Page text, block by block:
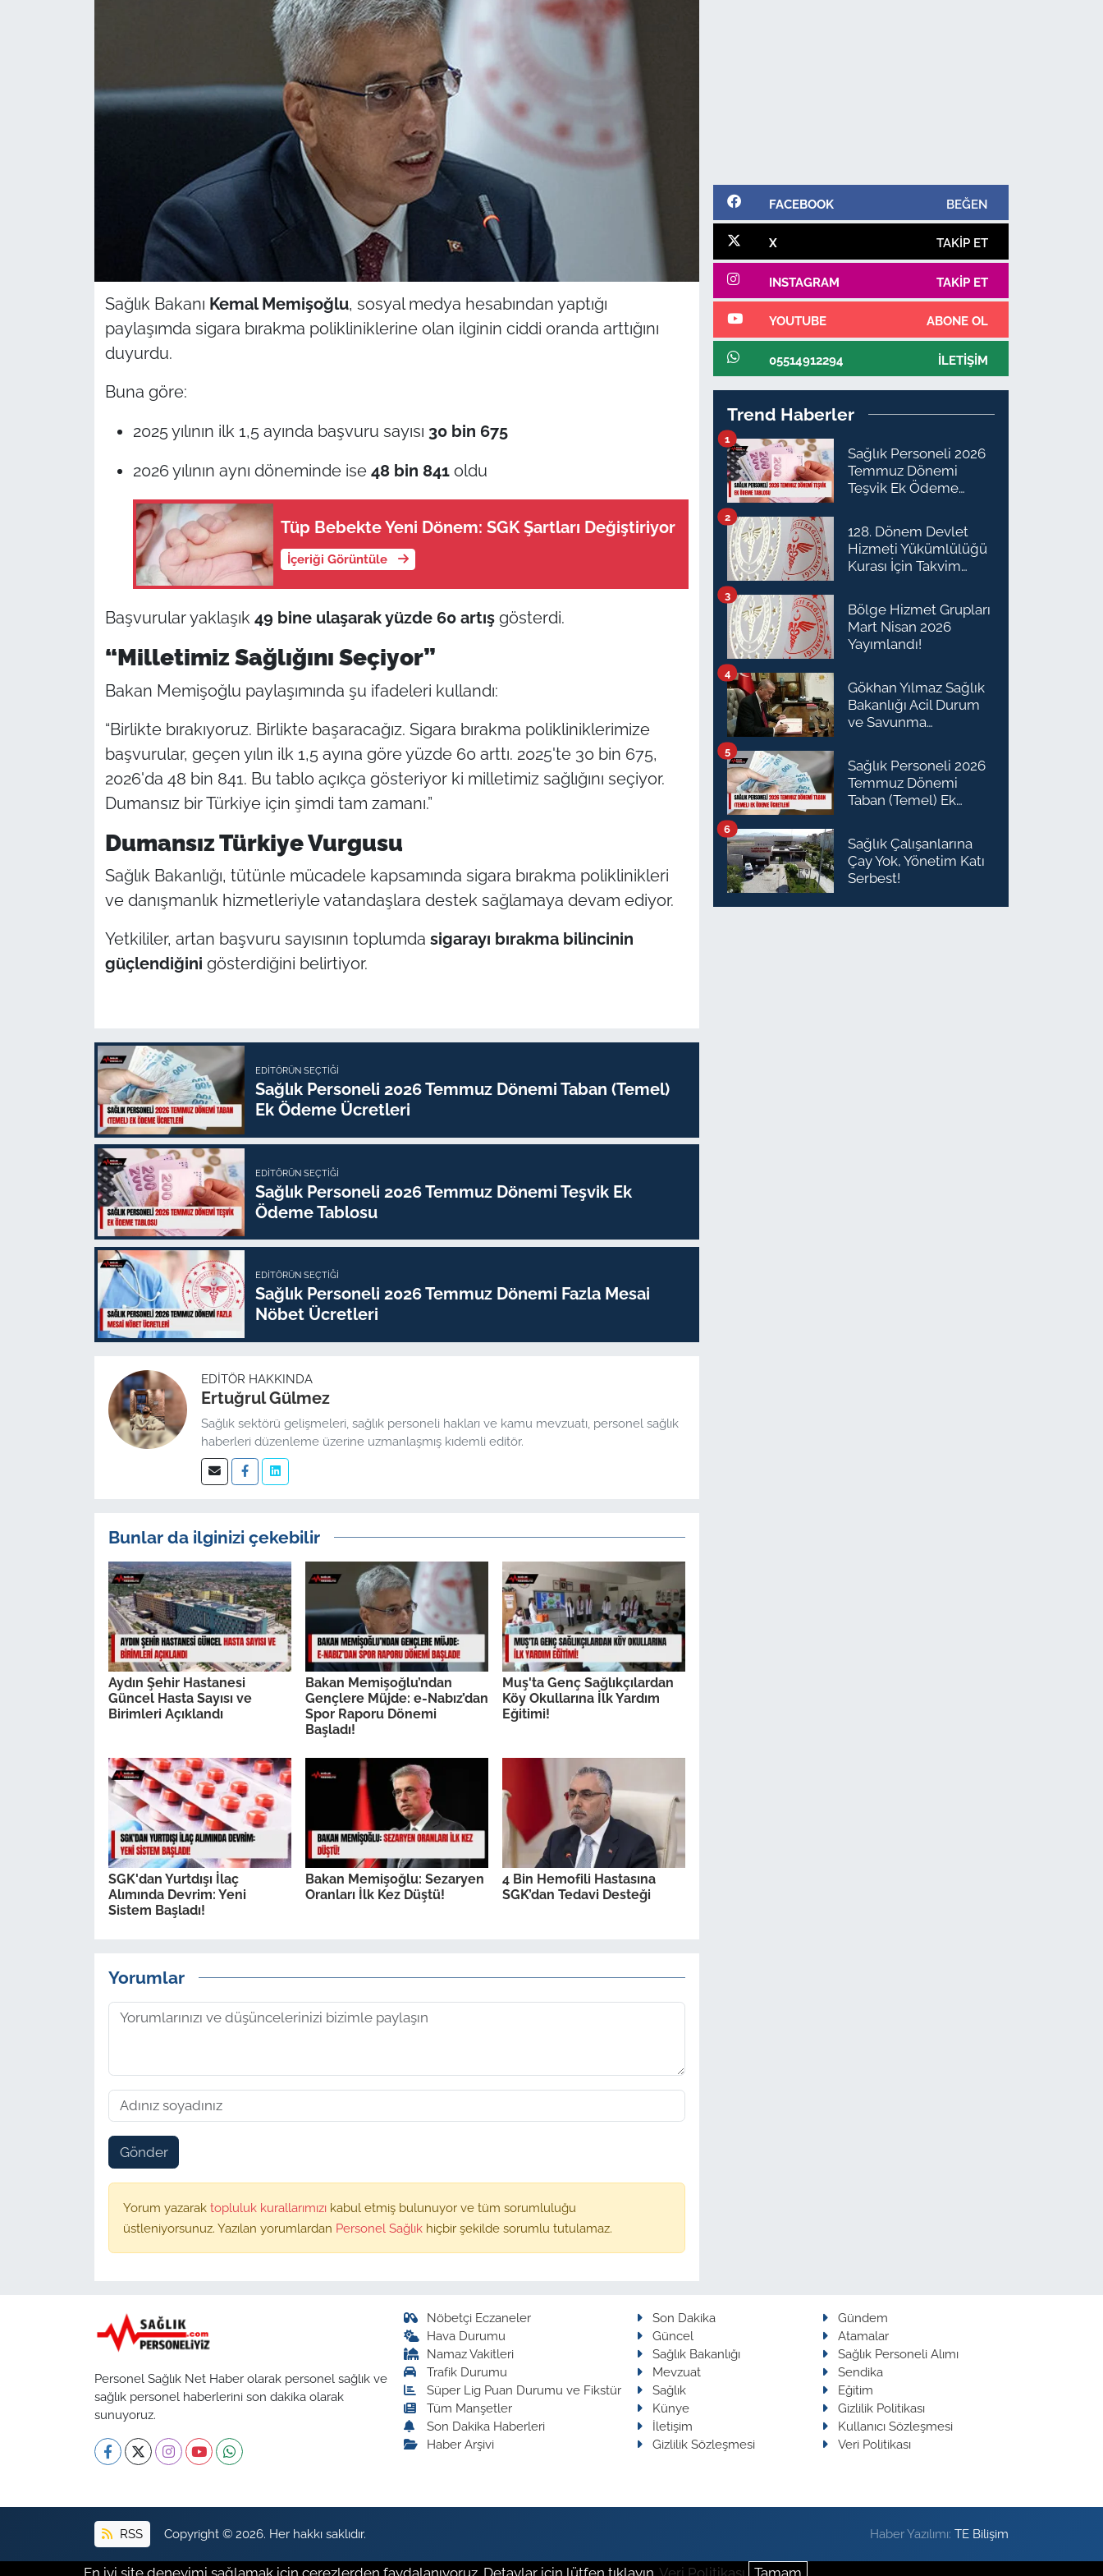
Sağlık Bakanı Kemal Memişoğlu, sosyal medya hesabından yaptığı
paylaşımda sigara bırakma polikliniklerine olan ilginin ciddi oranda arttığını
duyurdu.
Buna göre:
2025 yılının ilk 1,5 ayında başvuru sayısı 30 bin 675
2026 yılının aynı döneminde ise 48 bin 841oldu
Tüp Bebekte Yeni Dönem: SGK Şartları Değiştiriyor
İçeriği Görüntüle
Başvurular yaklaşık 49 bine ulaşarak yüzde 60 artışgösterdi.
“Milletimiz Sağlığını Seçiyor”
Bakan Memişoğlu paylaşımında şu ifadeleri kullandı:
“Birlikte bırakıyoruz. Birlikte başaracağız. Sigara bırakma polikliniklerimize
başvurular, geçen yılın ilk 1,5 ayına göre yüzde 60 arttı. 2025'te 30 bin 675,
2026'da 48 bin 841. Bu tablo açıkça gösteriyor ki milletimiz sağlığını seçiyor.
Dumansız bir Türkiye için şimdi tam zamanı.”
Dumansız Türkiye Vurgusu
Sağlık Bakanlığı, tütünle mücadele kapsamında sigara bırakma poliklinikleri
ve danışmanlık hizmetleriyle vatandaşlara destek sağlamaya devam ediyor.
Yetkililer, artan başvuru sayısının toplumda sigarayı bırakma bilincinin
güçlendiğini gösterdiğini belirtiyor.
EDITÖRÜN SEÇTIĞI
Sağlık Personeli 2026 Temmuz Dönemi Taban (Temel)
Ek Ödeme Ücretleri
EDITÖRÜN SEÇTIĞI
Sağlık Personeli 2026 Temmuz Dönemi Teşvik Ek
Ödeme Tablosu
EDITÖRÜN SEÇTIĞI
Sağlık Personeli 2026 Temmuz Dönemi Fazla Mesai
Nöbet Ücretleri
EDITÖR HAKKINDA
Ertuğrul Gülmez
Sağlık sektörü gelişmeleri, sağlık personeli hakları ve kamu mevzuatı, personel sağlık
haberleri düzenleme üzerine uzmanlaşmış kıdemli editör.
Bunlar da ilginizi çekebilir
Aydın Şehir Hastanesi
Güncel Hasta Sayısı ve
Birimleri Açıklandı
Bakan Memişoğlu’ndan
Gençlere Müjde: e-Nabız’dan
Spor Raporu Dönemi
Başladı!
Muş'ta Genç Sağlıkçılardan
Köy Okullarına İlk Yardım
Eğitimi!
SGK'dan Yurtdışı İlaç
Alımında Devrim: Yeni
Sistem Başladı!
Bakan Memişoğlu: Sezaryen
Oranları İlk Kez Düştü!
4 Bin Hemofili Hastasına
SGK’dan Tedavi Desteği
Yorumlar
Gönder
Yorum yazarak topluluk kurallarımızı kabul etmiş bulunuyor ve tüm sorumluluğu
üstleniyorsunuz. Yazılan yorumlardan Personel Sağlık hiçbir şekilde sorumlu tutulamaz.
FACEBOOK BEĞEN
X TAKIP ET
INSTAGRAM TAKIP ET
YOUTUBE ABONE OL
05514912294 İLETIŞIM
Trend Haberler
Sağlık Personeli 2026
Temmuz Dönemi
Teşvik Ek Ödeme
1
128. Dönem Devlet
Hizmeti Yükümlülüğü
Kurası İçin Takvim
2
Bölge Hizmet Grupları
Mart Nisan 2026
Yayımlandı!
3
Gökhan Yılmaz Sağlık
Bakanlığı Acil Durum
ve Savunma
Başkanı Olarak Atandı
4
Sağlık Personeli 2026
Temmuz Dönemi
Taban (Temel) Ek
5
Sağlık Çalışanlarına
Çay Yok, Yönetim Katı
Serbest!
6
Personel Sağlık Net Haber olarak personel sağlık ve
sağlık personel haberlerini son dakika olarak
sunuyoruz.
Nöbetçi Eczaneler
Hava Durumu
Namaz Vakitleri
Trafik Durumu
Süper Lig Puan Durumu ve Fikstür
Tüm Manşetler
Son Dakika Haberleri
Haber Arşivi
Son Dakika
Gündem
Güncel
Atamalar
Sağlık Bakanlığı
Sağlık Personeli Alımı
Mevzuat
Sendika
Sağlık
Eğitim
Künye
Gizlilik Politikası
İletişim
Kullanıcı Sözleşmesi
Gizlilik Sözleşmesi
Veri Politikası
RSS Copyright © 2026. Her hakkı saklıdır. Haber Yazılımı:TE Bilişim
Kamu Alımları